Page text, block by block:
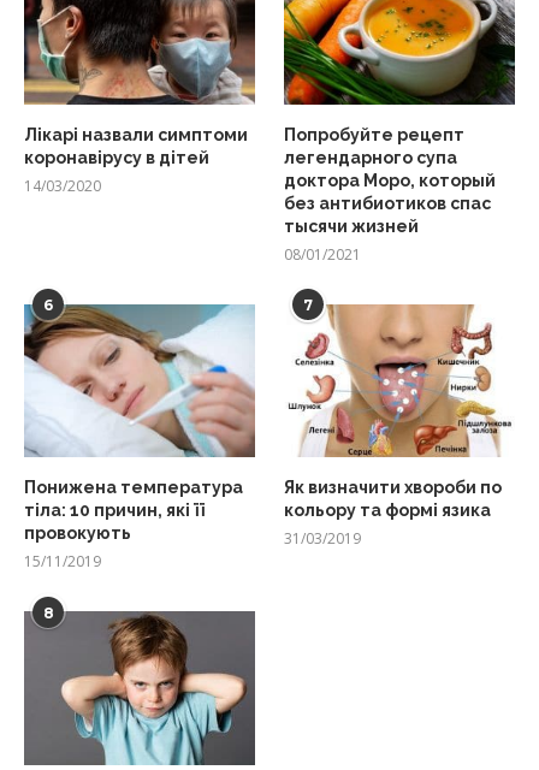
Лікарі назвали симптоми
коронавірусу в дітей
14/03/2020
Попробуйте рецепт
легендарного супа
доктора Моро, который
без антибиотиков спас
тысячи жизней
08/01/2021
6
Понижена температура
тіла: 10 причин, які її
провокують
15/11/2019
7
Як визначити хвороби по
кольору та формі язика
31/03/2019
8